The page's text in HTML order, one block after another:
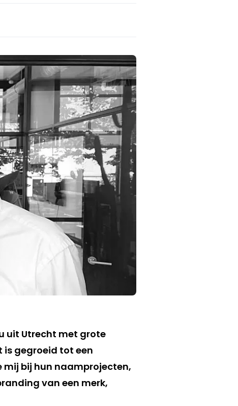
uit Utrecht met grote
is gegroeid tot een
mij bij hun naamprojecten,
van een merk,